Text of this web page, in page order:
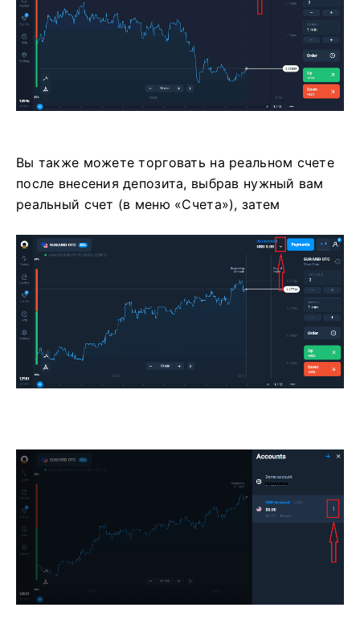
Вы также можете торговать на реальном счете
после внесения депозита, выбрав нужный вам
реальный счет (в меню «Счета»), затем